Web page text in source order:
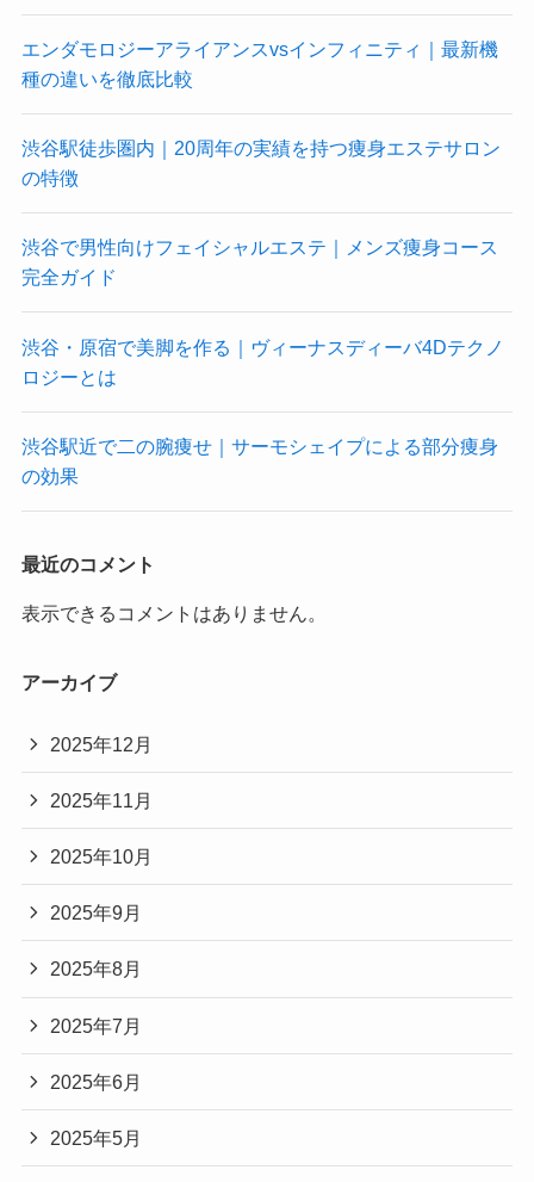
エンダモロジーアライアンスvsインフィニティ｜最新機
種の違いを徹底比較
渋谷駅徒歩圏内｜20周年の実績を持つ痩身エステサロン
の特徴
渋谷で男性向けフェイシャルエステ｜メンズ痩身コース
完全ガイド
渋谷・原宿で美脚を作る｜ヴィーナスディーバ4Dテクノ
ロジーとは
渋谷駅近で二の腕痩せ｜サーモシェイプによる部分痩身
の効果
最近のコメント
表示できるコメントはありません。
アーカイブ
2025年12月
2025年11月
2025年10月
2025年9月
2025年8月
2025年7月
2025年6月
2025年5月